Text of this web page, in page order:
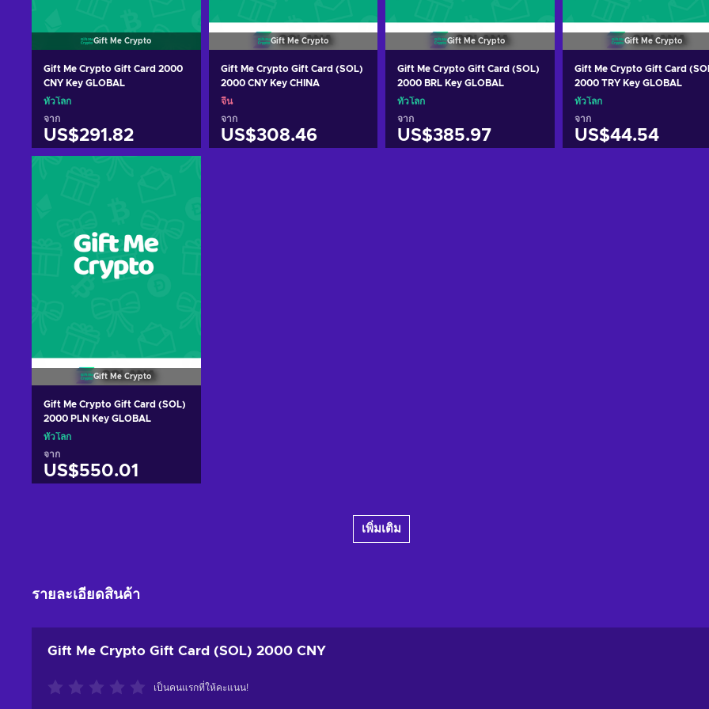
Gift Me Crypto
Gift Me Crypto Gift Card 2000
CNY Key GLOBAL
ทั่วโลก
จาก
US$291.82
Gift Me Crypto
Gift Me Crypto Gift Card (SOL)
2000 CNY Key CHINA
จีน
จาก
US$308.46
Gift Me Crypto
Gift Me Crypto Gift Card (SOL)
2000 BRL Key GLOBAL
ทั่วโลก
จาก
US$385.97
Gift Me Crypto
Gift Me Crypto Gift Card
2000 TRY Key GLOBAL
ทั่วโลก
จาก
US$44.54
Gift Me Crypto
Gift Me Crypto Gift Card (SOL)
2000 PLN Key GLOBAL
ทั่วโลก
จาก
US$550.01
เพิ่มเติม
รายละเอียดสินค้า
Gift Me Crypto Gift Card (SOL) 2000 CNY
เป็นคนแรกที่ให้คะแนน!